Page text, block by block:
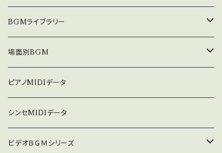
中北利男 夢シリーズ
５０８曲シリーズ
３６０曲シリーズ
BGMライブラリー
オルゴール
場面別BGM
悲しい
暗い
普通
ピアノMIDIデータ
シンセMIDIデータ
ビデオＢＧＭシリーズ